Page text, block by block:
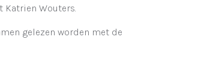
Wouters.
gelezen worden met de